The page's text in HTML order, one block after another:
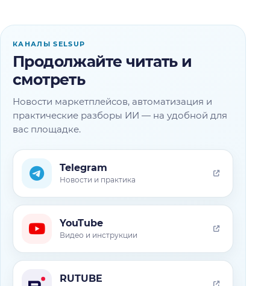
КАНАЛЫ SELSUP
Продолжайте читать и
смотреть
Новости маркетплейсов, автоматизация и
практические разборы ИИ — на удобной для
вас площадке.
Telegram
Новости и практика
YouTube
Видео и инструкции
RUTUBE